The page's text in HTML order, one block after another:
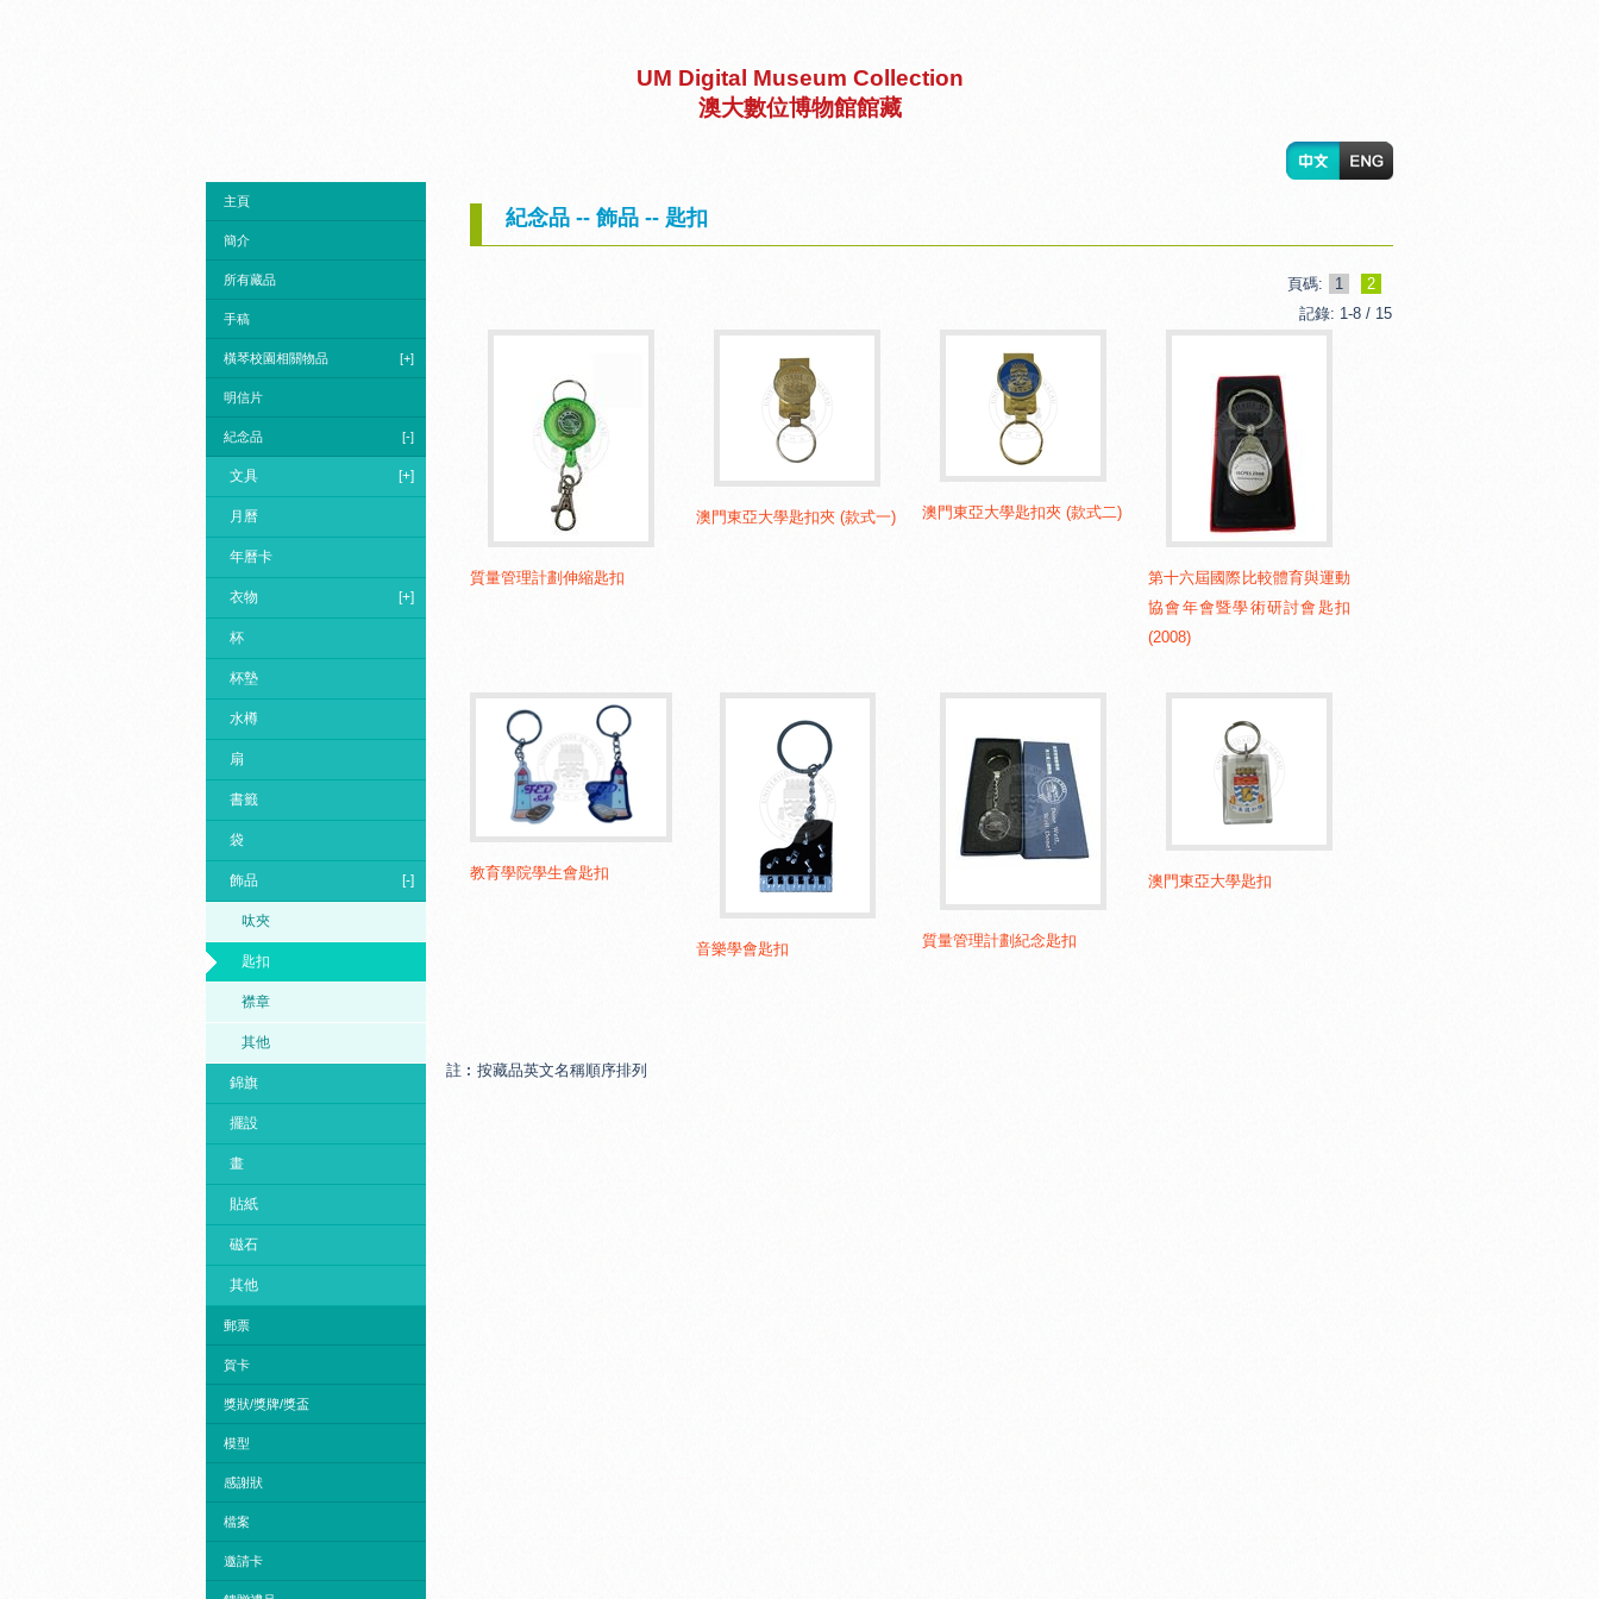
UM Digital Museum Collection
澳大數位博物館館藏
主頁
簡介
所有藏品
手稿
橫琴校園相關物品 [+]
明信片
紀念品 [-]
文具 [+]
月曆
年曆卡
衣物 [+]
杯
杯墊
水樽
扇
書籤
袋
飾品 [-]
呔夾
匙扣
襟章
其他
錦旗
擺設
畫
貼紙
磁石
其他
郵票
賀卡
獎狀/獎牌/獎盃
模型
感謝狀
檔案
邀請卡
紀念品 -- 飾品 -- 匙扣
頁碼: 1
2
記錄: 1-8 / 15
質量管理計劃伸縮匙扣
澳門東亞大學匙扣夾 (款式一) 澳門東亞大學匙扣夾 (款式二)
第十六屆國際比較體育與運動
協會年會暨學術研討會匙扣
(2008)
教育學院學生會匙扣
音樂學會匙扣 質量管理計劃紀念匙扣
澳門東亞大學匙扣
註︰按藏品英文名稱順序排列